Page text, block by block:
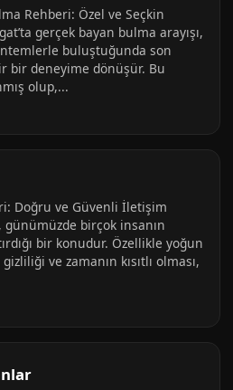
Rehberi: Özel ve Seçkin
gerçek bayan bulma arayışı,
buluştuğunda son
bir deneyime dönüşür. Bu
olup,...
Doğru ve Güvenli İletişim
günümüzde birçok insanın
bir konudur. Özellikle yoğun
ve zamanın kısıtlı olması,